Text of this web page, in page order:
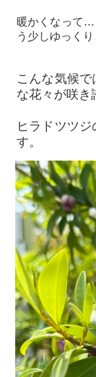
暖かくなって…
う少しゆっく
こんな気候
な花々が咲き
ヒラドツツ
す。